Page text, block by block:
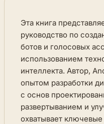
Эта книга
руководство по
ботов и голосовых
использованием
интеллекта. Автор,
опытом разработки
с основ
развертыванием и
охватывает